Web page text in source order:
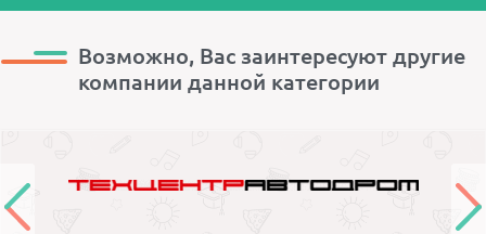
Возможно, Вас заинтересуют другие
компании данной категории